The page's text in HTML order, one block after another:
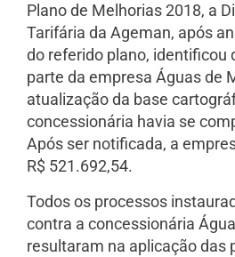
Plano de Melhorias 2018, a
Tarifária da Ageman, após
do referido plano, identificou
parte da empresa Águas de
atualização da base
concessionária havia se
Após ser notificada, a
R$ 521.692,54.
Todos os processos
contra a concessionária
resultaram na aplicação das